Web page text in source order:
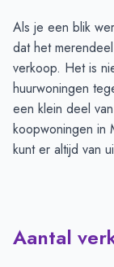
Als je een blik
dat het
verkoop. Het is
huurwoningen
een klein deel
koopwoningen in
kunt er altijd van
Aantal